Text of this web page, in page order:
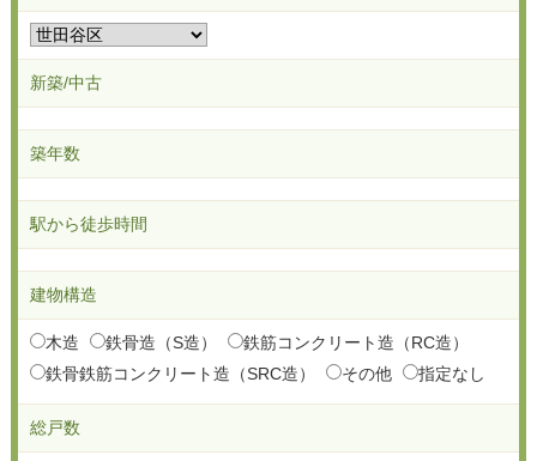
新築/中古
築年数
駅から徒歩時間
建物構造
木造 鉄骨造（S造）
鉄筋コンクリート造（RC造）
鉄骨鉄筋コンクリート造（SRC造）
その他 指定なし
総戸数